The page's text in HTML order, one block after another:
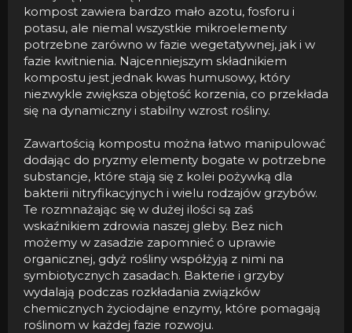
kompost zawiera bardzo mało azotu, fosforu i
potasu, ale niemal wszystkie mikroelementy
potrzebne zarówno w fazie wegetatywnej, jak i w
fazie kwitnienia. Najcenniejszym składnikiem
kompostu jest jednak kwas humusowy, który
niezwykle zwiększa objętość korzenia, co przekłada
się na dynamiczny i stabilny wzrost rośliny.
Zawartością kompostu można łatwo manipulować
dodając do pryzmy elementy bogate w potrzebne
substancje, które stają się z kolei pożywką dla
bakterii nitryfikacyjnych i wielu rodzajów grzybów.
Te rozmnażając się w dużej ilości są zaś
wskaźnikiem zdrowia naszej gleby. Bez nich
możemy w zasadzie zapomnieć o uprawie
organicznej, gdyż rośliny współżyją z nimi na
symbiotycznych zasadach. Bakterie i grzyby
wydalają podczas rozkładania związków
chemicznych życiodajne enzymy, które pomagają
roślinom w każdej fazie rozwoju.